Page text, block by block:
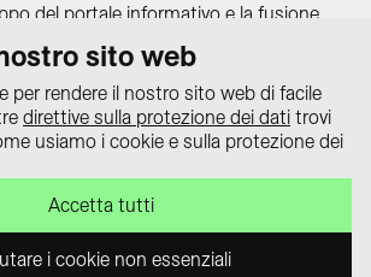
del portale informativo e la fusione
sulla parità dei sessi.
law –
parità.
sito web
per rendere il nostro sito web di facile
direttive sulla protezione dei dati trovi
usiamo i cookie e sulla protezione dei
Accetta tutti
i cookie non essenziali